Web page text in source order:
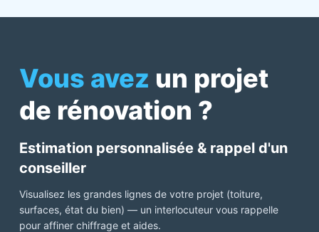
Vous avez un projet
de rénovation ?
Estimation personnalisée & rappel d'un
conseiller
Visualisez les grandes lignes de votre projet (toiture,
surfaces, état du bien) — un interlocuteur vous rappelle
pour affiner chiffrage et aides.